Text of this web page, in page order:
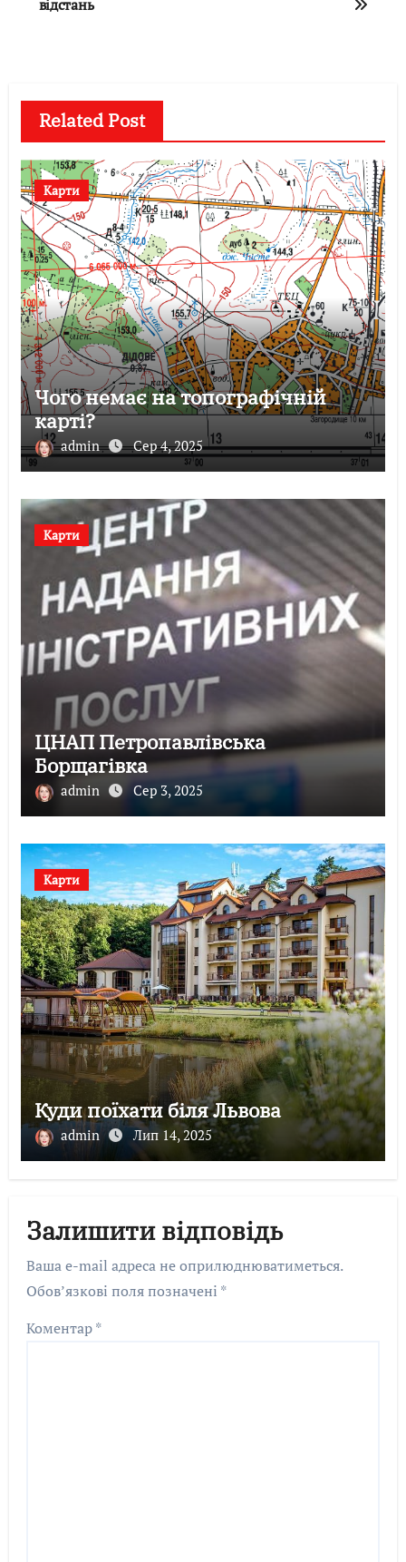
відстань
Related Post
Карти
Чого немає на топографічній
карті?
admin Сер 4, 2025
Карти
ЦНАП Петропавлівська
Борщагівка
admin Сер 3, 2025
Карти
Куди поїхати біля Львова
admin Лип 14, 2025
Залишити відповідь
Ваша e-mail адреса не оприлюднюватиметься.
Обов’язкові поля позначені *
Коментар*